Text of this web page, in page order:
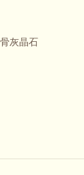
骨灰晶石